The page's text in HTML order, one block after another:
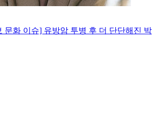
문화 이슈] 유방암 투병 후 더 단단해진 박